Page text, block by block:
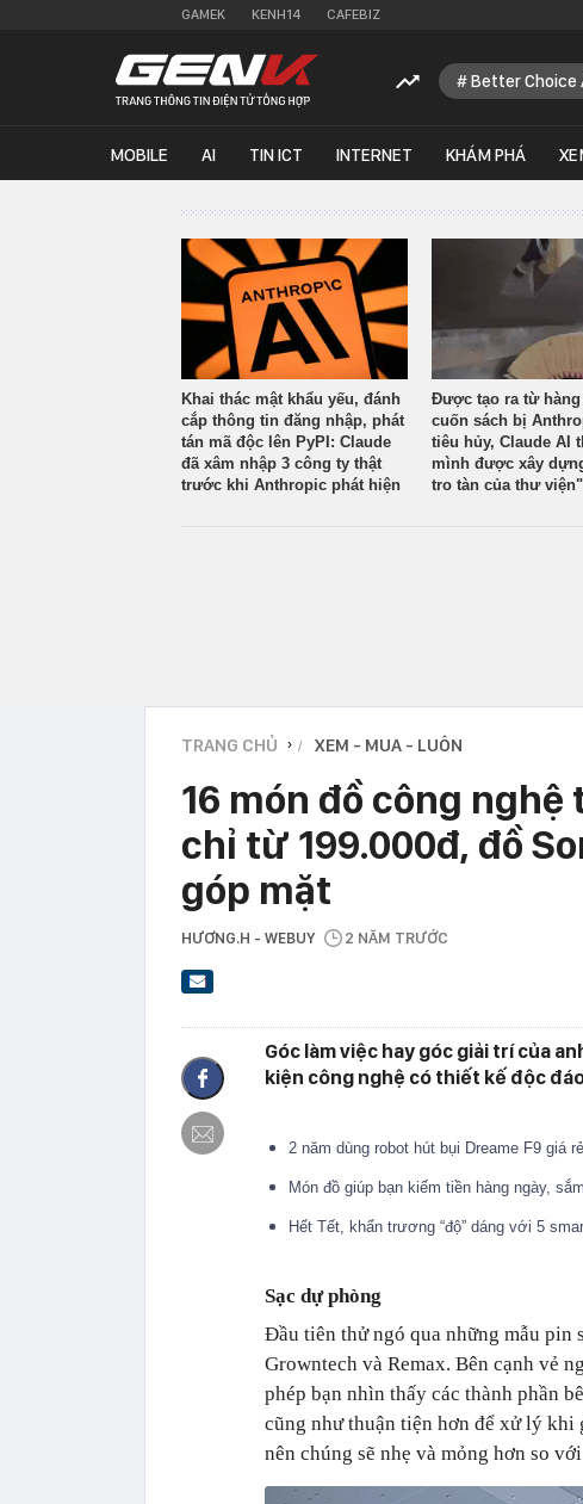
GAMEK KENH14 CAFEBIZ
Better Choice
MOBILE AI TIN ICT INTERNET KHÁM PHÁ
Khai thác mật khẩu yếu, đánh
cắp thông tin đăng nhập, phát
tán mã độc lên PyPI: Claude
đã xâm nhập 3 công ty thật
trước khi Anthropic phát hiện
Được tạo ra từ hàng
cuốn sách bị
tiêu hủy, Claude AI
mình được xây
tro tàn của thư viện"
TRANG CHỦ › XEM - MUA - LUÔN
16 món đồ công
chỉ từ 199.000đ, đồ
góp mặt
HƯƠNG.H - WEBUY 2 NĂM TRƯỚC
Góc làm việc hay góc giải trí của
kiện công nghệ có thiết kế độc
2 năm dùng robot hút bụi Dreame F9 giá
Món đồ giúp bạn kiếm tiền hàng ngày,
Hết Tết, khẩn trương “độ” dáng với 5
Sạc dự phòng
Đầu tiên thử ngó qua những mẫu pin
Growntech và Remax. Bên cạnh vẻ
phép bạn nhìn thấy các thành phần
cũng như thuận tiện hơn để xử lý khi
nên chúng sẽ nhẹ và mỏng hơn so